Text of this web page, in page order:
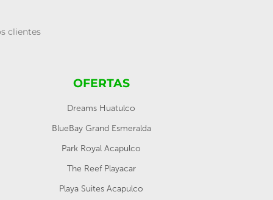
clientes
OFERTAS
Dreams Huatulco
BlueBay Grand Esmeralda
Park Royal Acapulco
The Reef Playacar
Playa Suites Acapulco